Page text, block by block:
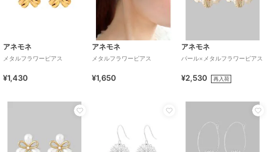
アネモネ
メタルフラワーピアス
¥1,430
アネモネ
メタルフラワーピアス
¥1,650
アネモネ
パール×メタルフラワーピアス
¥2,530 再入荷